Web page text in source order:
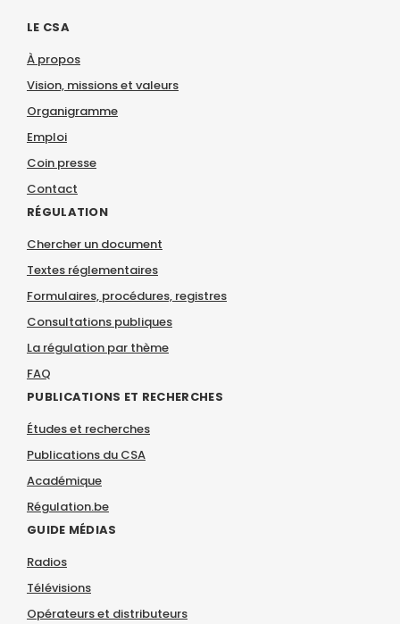
LE CSA
À propos
Vision, missions et valeurs
Organigramme
Emploi
Coin presse
Contact
RÉGULATION
Chercher un document
Textes réglementaires
Formulaires, procédures, registres
Consultations publiques
La régulation par thème
FAQ
PUBLICATIONS ET RECHERCHES
Études et recherches
Publications du CSA
Académique
Régulation.be
GUIDE MÉDIAS
Radios
Télévisions
Opérateurs et distributeurs